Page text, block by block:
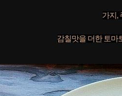
가지,
감칠맛을 더한 토마